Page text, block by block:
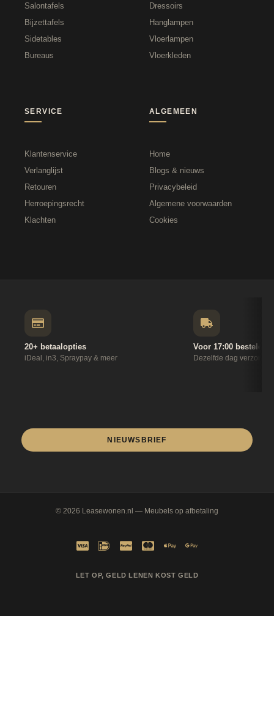
Salontafels
Bijzettafels
Sidetables
Bureaus
Dressoirs
Hanglampen
Vloerlampen
Vloerkleden
SERVICE
Klantenservice
Verlanglijst
Retouren
Herroepingsrecht
Klachten
ALGEMEEN
Home
Blogs & nieuws
Privacybeleid
Algemene voorwaarden
Cookies
20+ betaalopties
iDeal, in3, Spraypay & meer
Voor 17:00 besteld
Dezelfde dag
NIEUWSBRIEF
© 2026 Leasewonen.nl — Meubels op afbetaling
LET OP, GELD LENEN KOST GELD